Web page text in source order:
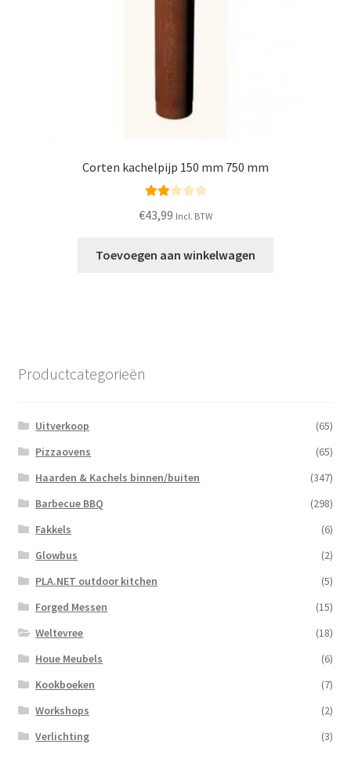
Corten kachelpijp 150 mm 750 mm
derin
2.00
€43,99 Incl. BTW
Toevoegen aan winkelwagen
Productcategorieën
Uitverkoop
(65)
Pizzaovens
(65)
Haarden & Kachels binnen/buiten
(347)
Barbecue BBQ
(298)
Fakkels
(6)
Glowbus
(2)
PLA.NET outdoor kitchen
(5)
Forged Messen
(15)
Weltevree
(18)
Houe Meubels
(6)
Kookboeken
(7)
Workshops
(2)
Verlichting
(3)